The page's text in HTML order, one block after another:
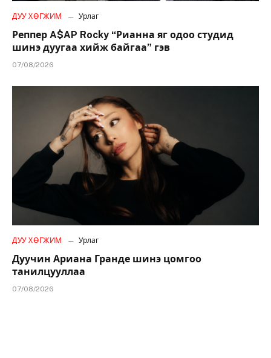
ДУУ ХӨГЖИМ Урлаг
Реппер A$AP Rocky “Рианна яг одоо студид
шинэ дуугаа хийж байгаа” гэв
07/08/2026
ДУУ ХӨГЖИМ Урлаг
Дуучин Ариана Гранде шинэ цомгоо
танилцууллаа
07/08/2026